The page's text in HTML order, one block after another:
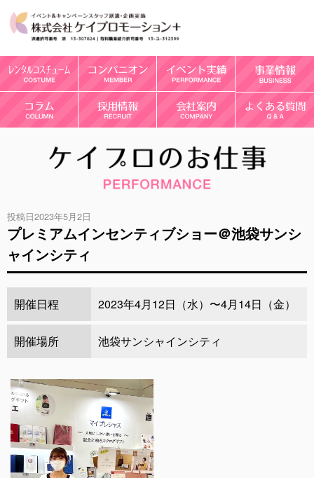
投稿日2023年5月2日
プレミアムインセンティブショー＠池袋サンシ
ャインシティ
開催日程 2023年4月12日（水）〜4月14日（金）
開催場所 池袋サンシャインシティ